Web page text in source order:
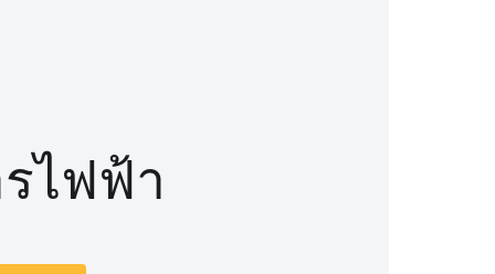
ไฟฟ้า